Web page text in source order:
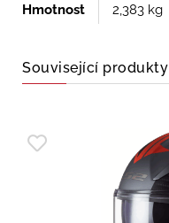
Hmotnost 2,383 kg
Související produkty